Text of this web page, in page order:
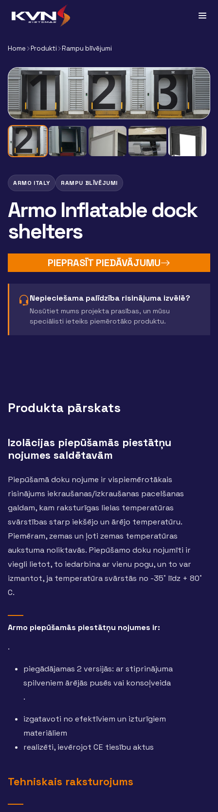
Home Produkti Rampu blīvējumi
ARMO ITALY RAMPU BLĪVĒJUMI
Armo Inflatable dock
shelters
PIEPRASĪT PIEDĀVĀJUMU
Nepieciešama palīdzība risinājuma izvēlē?
Nosūtiet mums projekta prasības, un mūsu
speciālisti ieteiks piemērotāko produktu.
Produkta pārskats
Izolācijas piepūšamās piestātņu
nojumes saldētavām
Piepūšamā doku nojume ir vispiemērotākais
risinājums iekraušanas/izkraušanas pacelšanas
galdam, kam raksturīgas lielas temperatūras
svārstības starp iekšējo un ārējo temperatūru.
Piemēram, zemas un ļoti zemas temperatūras
aukstuma noliktavās. Piepūšamo doku nojumīti ir
viegli lietot, to iedarbina ar vienu pogu, un to var
izmantot, ja temperatūra svārstās no -35˚ līdz + 80˚
C.
Armo piepūšamās piestātņu nojumes ir:
.
piegādājamas 2 versijās: ar stiprinājuma
spilveniem ārējās pusēs vai konsoļveida
.
izgatavoti no efektīviem un izturīgiem
materiāliem
realizēti, ievērojot CE tiesību aktus
Tehniskais raksturojums